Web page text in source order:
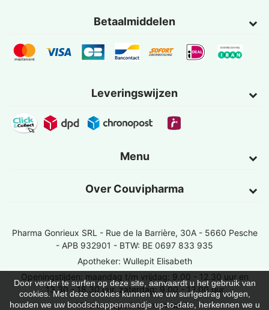
Betaalmiddelen
Leveringswijzen
Menu
Over Couvipharma
Door verder te surfen op deze site, aanvaardt u het gebruik van
cookies. Met deze cookies kunnen we uw surfgedrag volgen,
houden we uw boodschappenmandje up-to-date, herkennen we u
Pharma Gonrieux SRL - Rue de la Barrière, 30A - 5660 Pesche
- APB 932901 - BTW: BE 0697 833 935
Apotheker: Wullepit Elisabeth
Openingstijden: maandag t/m vrijdag: 9.00 - 12.30 uur en
13.30 - 18.30 uur, zaterdag: 9.00 - 12.00 uur
Vind een apotheek van wacht